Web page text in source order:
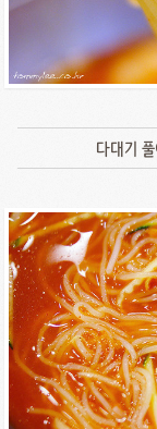
다대기